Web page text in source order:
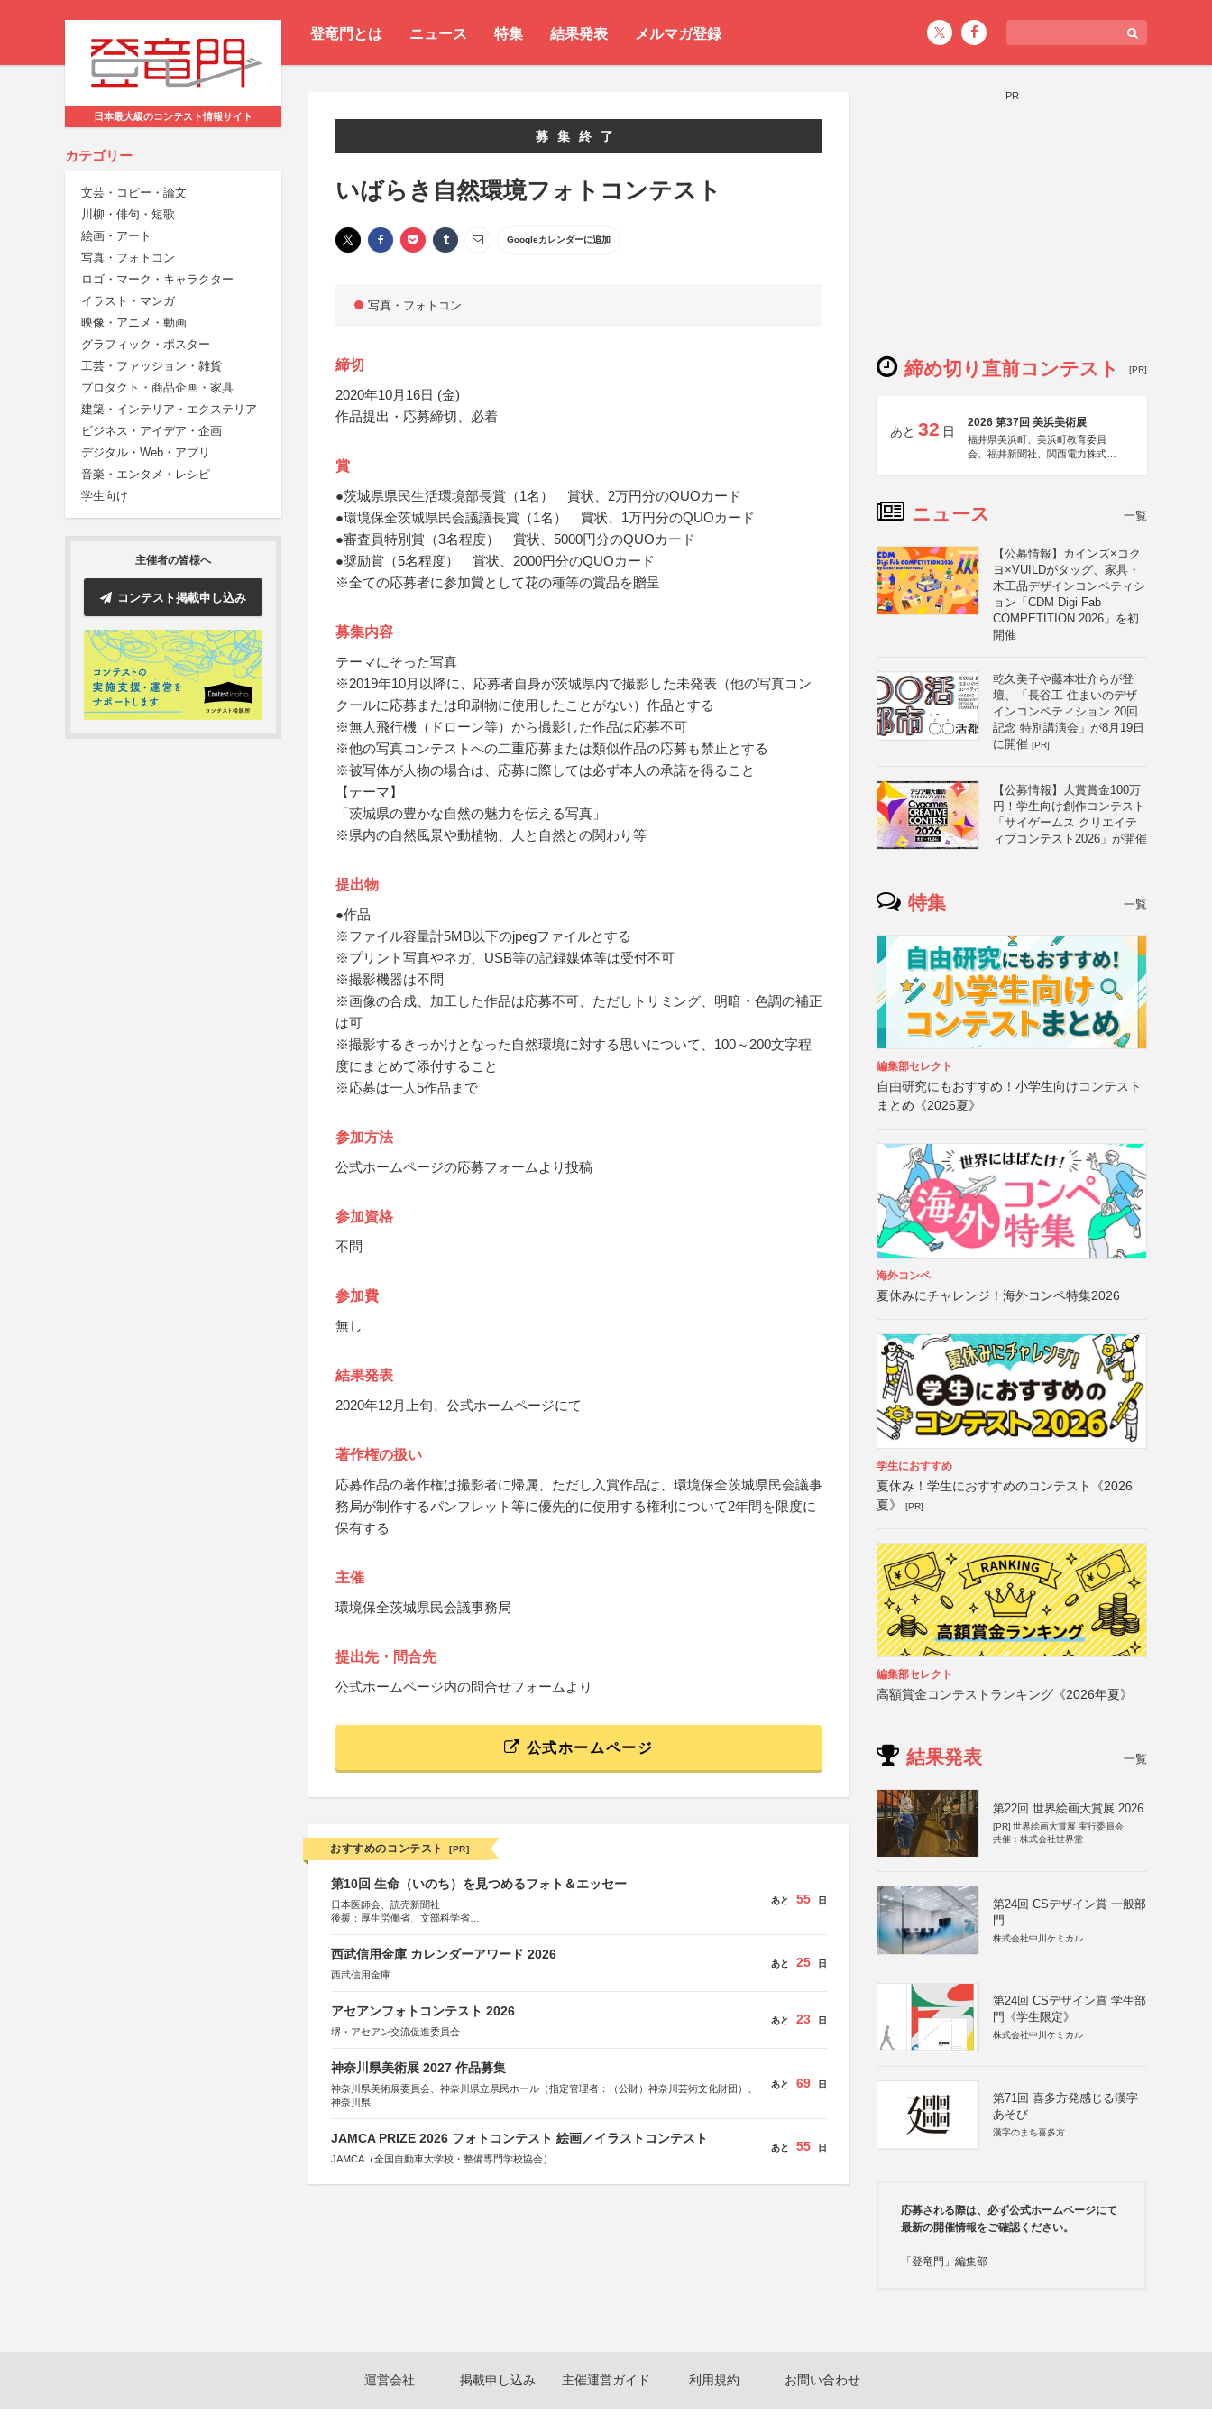
登竜門とは ニュース 特集 結果発表 メルマガ登録
日本最大級のコンテスト情報サイト
カテゴリー
文芸・コピー・論文
川柳・俳句・短歌
絵画・アート
写真・フォトコン
ロゴ・マーク・キャラクター
イラスト・マンガ
映像・アニメ・動画
グラフィック・ポスター
工芸・ファッション・雑貨
プロダクト・商品企画・家具
建築・インテリア・エクステリア
ビジネス・アイデア・企画
デジタル・Web・アプリ
音楽・エンタメ・レシピ
学生向け
主催者の皆様へ
コンテスト掲載申し込み
募集終了
いばらき自然環境フォトコンテスト
Googleカレンダーに追加
写真・フォトコン
締切
2020年10月16日 (金)
作品提出・応募締切、必着
賞
●茨城県県民生活環境部長賞（1名） 賞状、2万円分のQUOカード
●環境保全茨城県民会議議長賞（1名） 賞状、1万円分のQUOカード
●審査員特別賞（3名程度） 賞状、5000円分のQUOカード
●奨励賞（5名程度） 賞状、2000円分のQUOカード
※全ての応募者に参加賞として花の種等の賞品を贈呈
募集内容
テーマにそった写真
※2019年10月以降に、応募者自身が茨城県内で撮影した未発表（他の写真コン
クールに応募または印刷物に使用したことがない）作品とする
※無人飛行機（ドローン等）から撮影した作品は応募不可
※他の写真コンテストへの二重応募または類似作品の応募も禁止とする
※被写体が人物の場合は、応募に際しては必ず本人の承諾を得ること
【テーマ】
「茨城県の豊かな自然の魅力を伝える写真」
※県内の自然風景や動植物、人と自然との関わり等
提出物
●作品
※ファイル容量計5MB以下のjpegファイルとする
※プリント写真やネガ、USB等の記録媒体等は受付不可
※撮影機器は不問
※画像の合成、加工した作品は応募不可、ただしトリミング、明暗・色調の補正
は可
※撮影するきっかけとなった自然環境に対する思いについて、100～200文字程
度にまとめて添付すること
※応募は一人5作品まで
参加方法
公式ホームページの応募フォームより投稿
参加資格
不問
参加費
無し
結果発表
2020年12月上旬、公式ホームページにて
著作権の扱い
応募作品の著作権は撮影者に帰属、ただし入賞作品は、環境保全茨城県民会議事
務局が制作するパンフレット等に優先的に使用する権利について2年間を限度に
保有する
主催
環境保全茨城県民会議事務局
提出先・問合先
公式ホームページ内の問合せフォームより
公式ホームページ
おすすめのコンテスト [PR]
第10回 生命（いのち）を見つめるフォト＆エッセー
日本医師会、読売新聞社
後援：厚生労働省、文部科学省
あと 55 日
西武信用金庫 カレンダーアワード 2026
西武信用金庫
あと 25 日
アセアンフォトコンテスト 2026
堺・アセアン交流促進委員会
あと 23 日
神奈川県美術展 2027 作品募集
神奈川県美術展委員会、神奈川県立県民ホール（指定管理者：（公財）神奈川芸術文化財団）、
神奈川県
あと 69 日
JAMCA PRIZE 2026 フォトコンテスト 絵画／イラストコンテスト
JAMCA（全国自動車大学校・整備専門学校協会）
あと 55 日
PR
締め切り直前コンテスト [PR]
あと 32 日
2026 第37回 美浜美術展
福井県美浜町、美浜町教育委員
会、福井新聞社、関西電力株式会
ニュース 一覧
【公募情報】カインズ×コク
ヨ×VUILDがタッグ、家具・
木工品デザインコンペティシ
ョン「CDM Digi Fab
COMPETITION 2026」を初
開催
乾久美子や藤本壮介らが登
壇、「長谷工 住まいのデザ
インコンペティション 20回
記念 特別講演会」が8月19日
に開催 [PR]
【公募情報】大賞賞金100万
円！学生向け創作コンテスト
「サイゲームス クリエイテ
ィブコンテスト2026」が開催
特集 一覧
編集部セレクト
自由研究にもおすすめ！小学生向けコンテスト
まとめ《2026夏》
海外コンペ
夏休みにチャレンジ！海外コンペ特集2026
学生におすすめ
夏休み！学生におすすめのコンテスト《2026
夏》
[PR]
編集部セレクト
高額賞金コンテストランキング《2026年夏》
結果発表 一覧
第22回 世界絵画大賞展 2026
[PR] 世界絵画大賞展 実行委員会
共催：株式会社世界堂
第24回 CSデザイン賞 一般部
門
株式会社中川ケミカル
第24回 CSデザイン賞 学生部
門《学生限定》
株式会社中川ケミカル
第71回 喜多方発感じる漢字
あそび
漢字のまち喜多方
応募される際は、必ず公式ホームページにて
最新の開催情報をご確認ください。
「登竜門」編集部
運営会社 掲載申し込み 主催運営ガイド 利用規約 お問い合わせ